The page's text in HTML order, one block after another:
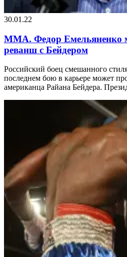
30.01.22
MMA. Федор Емельяненко
реванш с Бейдером
Российский боец смешанного
последнем бою в карьере может
американца Райана Бейдера.